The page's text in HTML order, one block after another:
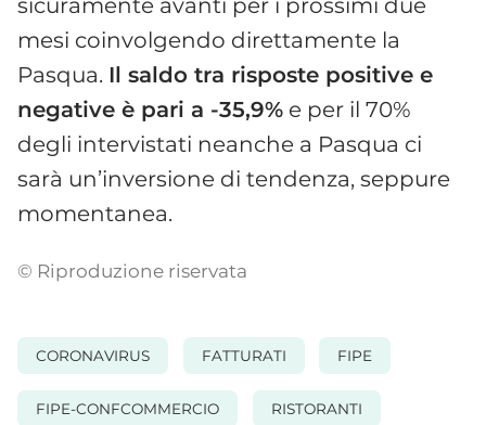
sicuramente avanti per i prossimi due
mesi coinvolgendo direttamente la
Pasqua. Il saldo tra risposte positive e
negative è pari a -35,9% e per il 70%
degli intervistati neanche a Pasqua ci
sarà un’inversione di tendenza, seppure
momentanea.
© Riproduzione riservata
CORONAVIRUS FATTURATI FIPE
FIPE-CONFCOMMERCIO RISTORANTI